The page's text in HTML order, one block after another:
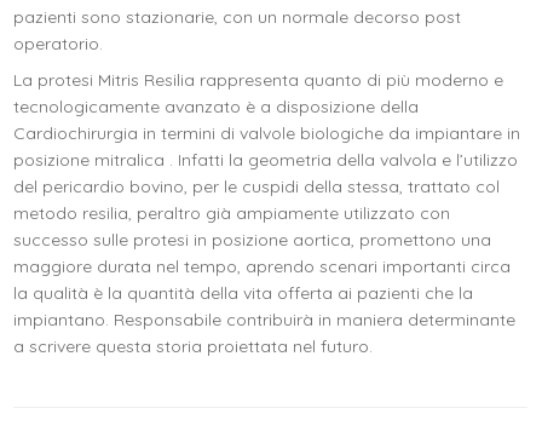
pazienti sono stazionarie, con un normale decorso post
operatorio.
La protesi Mitris Resilia rappresenta quanto di più moderno e
tecnologicamente avanzato è a disposizione della
Cardiochirurgia in termini di valvole biologiche da impiantare in
posizione mitralica . Infatti la geometria della valvola e l’utilizzo
del pericardio bovino, per le cuspidi della stessa, trattato col
metodo resilia, peraltro già ampiamente utilizzato con
successo sulle protesi in posizione aortica, promettono una
maggiore durata nel tempo, aprendo scenari importanti circa
la qualità è la quantità della vita offerta ai pazienti che la
impiantano. Responsabile contribuirà in maniera determinante
a scrivere questa storia proiettata nel futuro.